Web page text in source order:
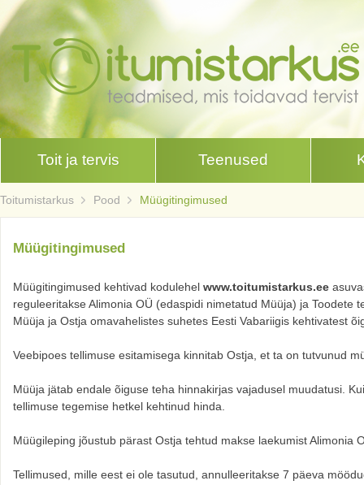
Toit ja tervis Teenused
Toitumistarkus Pood Müügitingimused
Müügitingimused
Müügitingimused kehtivad kodulehel www.toitumistarkus.ee
reguleeritakse Alimonia OÜ (edaspidi nimetatud Müüja) ja
Müüja ja Ostja omavahelistes suhetes Eesti Vabariigis kehtivatest
Veebipoes tellimuse esitamisega kinnitab Ostja, et ta on tutvunud
Müüja jätab endale õiguse teha hinnakirjas vajadusel muudatusi.
tellimuse tegemise hetkel kehtinud hinda.
Müügileping jõustub pärast Ostja tehtud makse laekumist Alimonia
Tellimused, mille eest ei ole tasutud, annulleeritakse 7 päeva